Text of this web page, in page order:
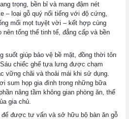
trọng, bền bỉ và mang đậm nét
– loại gỗ quý nổi tiếng với độ cứng,
mối mọt tuyệt vời – kết hợp cùng
nên tổng thể tinh tế, đẳng cấp và bền
suốt giúp bảo vệ bề mặt, đồng thời tôn
chiếc ghế tựa lưng được chạm
vững chãi và thoải mái khi sử dụng.
sum họp gia đình trong những bữa
nâng tầm không gian phòng ăn, thể
gia chủ.
để được tư vấn và sở hữu bộ bàn ăn gỗ